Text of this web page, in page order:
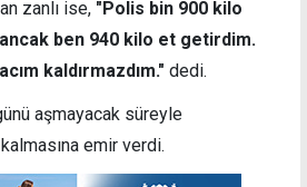
zanlı ise, "Polis bin 900 kilo
ben 940 kilo et getirdim.
kaldırmazdım." dedi.
aşmayacak süreyle
emir verdi.